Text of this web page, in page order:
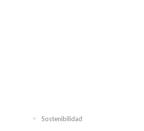
Sostenibilidad